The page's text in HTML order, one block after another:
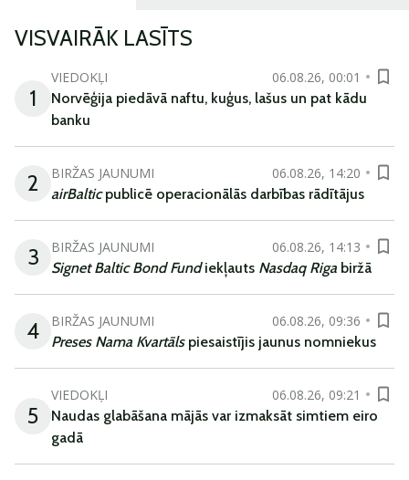
VISVAIRĀK LASĪTS
1
VIEDOKĻI
06.08.26, 00:01
Norvēģija piedāvā naftu, kuģus, lašus un pat kādu
banku
2 BIRŽAS JAUNUMI
06.08.26, 14:20
airBalticpublicē operacionālās darbības rādītājus
3 BIRŽAS JAUNUMI
06.08.26, 14:13
Signet Baltic Bond Fundiekļauts Nasdaq Riga biržā
4 BIRŽAS JAUNUMI
06.08.26, 09:36
Preses Nama Kvartāls piesaistījis jaunus nomniekus
5
VIEDOKĻI
06.08.26, 09:21
Naudas glabāšana mājās var izmaksāt simtiem eiro
gadā